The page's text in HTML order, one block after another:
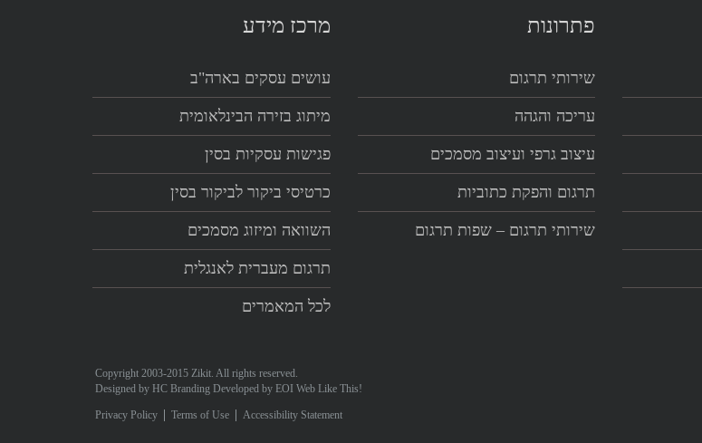
פתרונות
שירותי תרגום
עריכה והגהה
עיצוב גרפי ועיצוב מסמכים
תרגום והפקת כתוביות
שירותי תרגום – שפות תרגום
מרכז מידע
עושים עסקים בארה"ב
מיתוג בזירה הבינלאומית
פגישות עסקיות בסין
כרטיסי ביקור לביקור בסין
השוואה ומיזוג מסמכים
תרגום מעברית לאנגלית
לכל המאמרים
Copyright 2003-2015 Zikit. All rights reserved.
Designed by HC Branding Developed by EOI Web Like This!
Privacy Policy Terms of Use Accessibility Statement